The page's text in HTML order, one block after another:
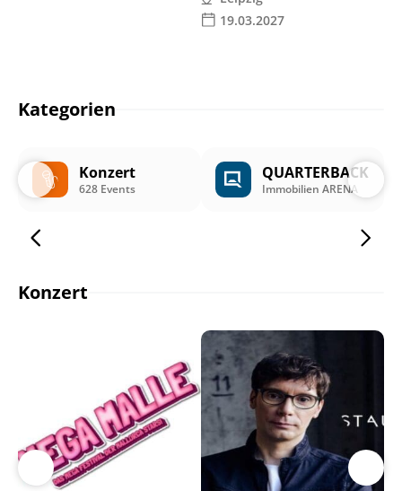
19.03.2027
Kategorien
Konzert
628 Events
QUARTERBACK
Immobilien ARENA
Konzert